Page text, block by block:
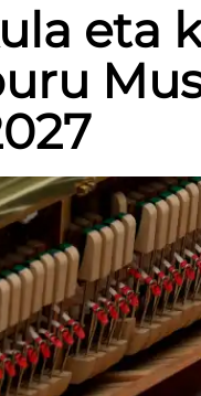
eta